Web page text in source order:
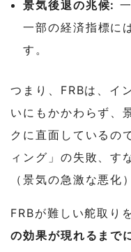
景気後退の兆候:
一部の経済指標に
す。
つまり、FRBは、イ
いにもかかわらず、
クに直面しているの
ィング」の失敗、す
（景気の急激な悪化
FRBが難しい舵取り
の効果が現れるまで